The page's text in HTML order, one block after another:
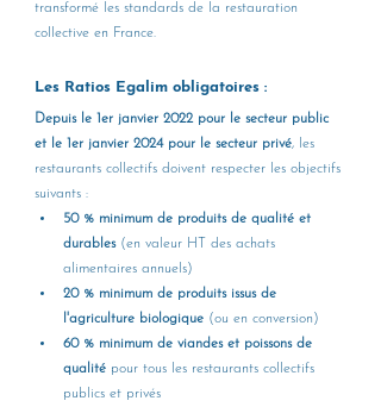
transformé les standards de la restauration
collective en France.
Les Ratios Egalim obligatoires :
Depuis le 1er janvier 2022 pour le secteur public
et le 1er janvier 2024 pour le secteur privé, les
restaurants collectifs doivent respecter les objectifs
suivants :
50 % minimum de produits de qualité et
durables (en valeur HT des achats
alimentaires annuels)
20 % minimum de produits issus de
l'agriculture biologique (ou en conversion)
60 % minimum de viandes et poissons de
qualité pour tous les restaurants collectifs
publics et privés